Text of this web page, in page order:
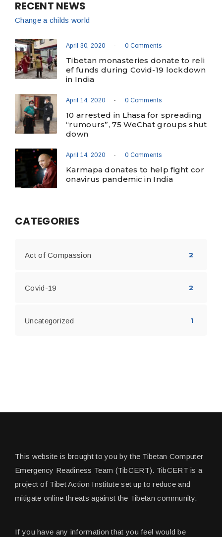
RECENT NEWS
Change a childs world
April 30, 2020 - 0 Comments
Tibetan monasteries donate to reli
ef funds during Covid-19 lockdown
in India
April 14, 2020 - 0 Comments
10 arrested in Lhasa for spreading
“rumours”, 75 WeChat groups shut
down
April 14, 2020 - 0 Comments
Karmapa donates to help fight cor
onavirus pandemic in India
CATEGORIES
Act of Compassion 2
Covid-19 2
Uncategorized 1
This website is brought to you by the Tibetan Computer
Emergency Readiness Team (TibCERT). TibCERT is a
project of Tibet Action Institute set up to reduce and
mitigate online threats against the Tibetan community.
If you have any information that you feel would be